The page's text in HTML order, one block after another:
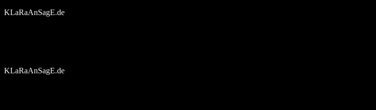
Skip
KLaRaAnSagE.de
KLaRaAnSagE.de